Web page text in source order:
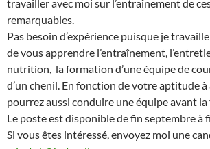
travailler avec moi sur l’entraînement de
remarquables.
Pas besoin d’expérience puisque je
de vous apprendre l’entraînement,
nutrition, la formation d’une équipe de
d’un chenil. En fonction de votre aptitude
pourrez aussi conduire une équipe avant
Le poste est disponible de fin septembre à
Si vous êtes intéressé, envoyez moi une